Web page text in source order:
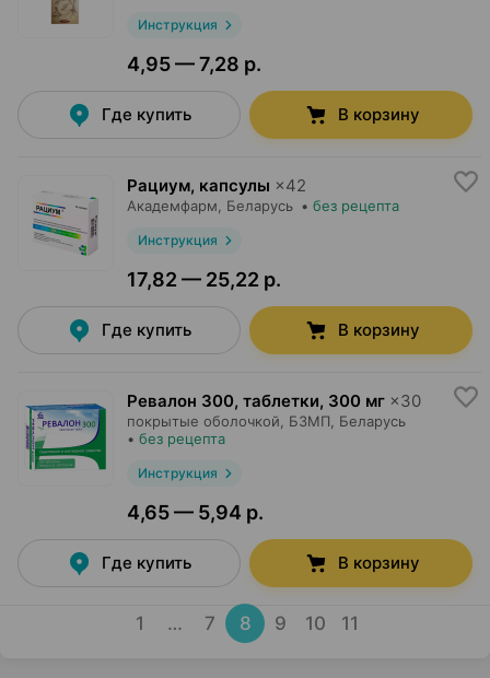
Инструкция
4,95 — 7,28 р.
Где купить В корзину
Рациум, капсулы ×42
Академфарм , Беларусь • без рецепта
Инструкция
17,82 — 25,22 р.
Где купить В корзину
Ревалон 300, таблетки, 300 мг ×30
покрытые оболочкой, БЗМП , Беларусь
• без рецепта
Инструкция
4,65 — 5,94 р.
Где купить В корзину
1 … 7 8 9 10 11